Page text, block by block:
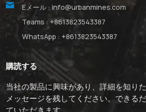
Eメール : info@urbanmines.com
Teams : +8613823543387
WhatsApp : +8613823543387
購読する
当社の製品に興味があり、詳細を知り
メッセージを残してください。できる
ていただきます。